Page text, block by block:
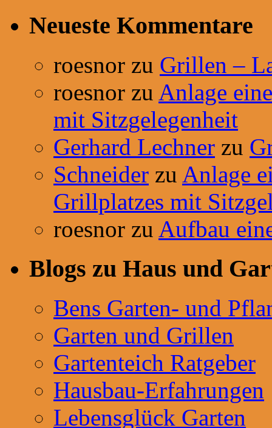
Neueste Kommentare
roesnor zu Grillen –
roesnor zu Anlage
mit Sitzgelegenheit
Gerhard Lechner zu
Schneider zu Anlage
Grillplatzes mit
roesnor zu Aufbau
Blogs zu Haus und
Bens Garten- und
Garten und Grillen
Gartenteich Ratgeber
Hausbau-Erfahrungen
Lebensglück Garten